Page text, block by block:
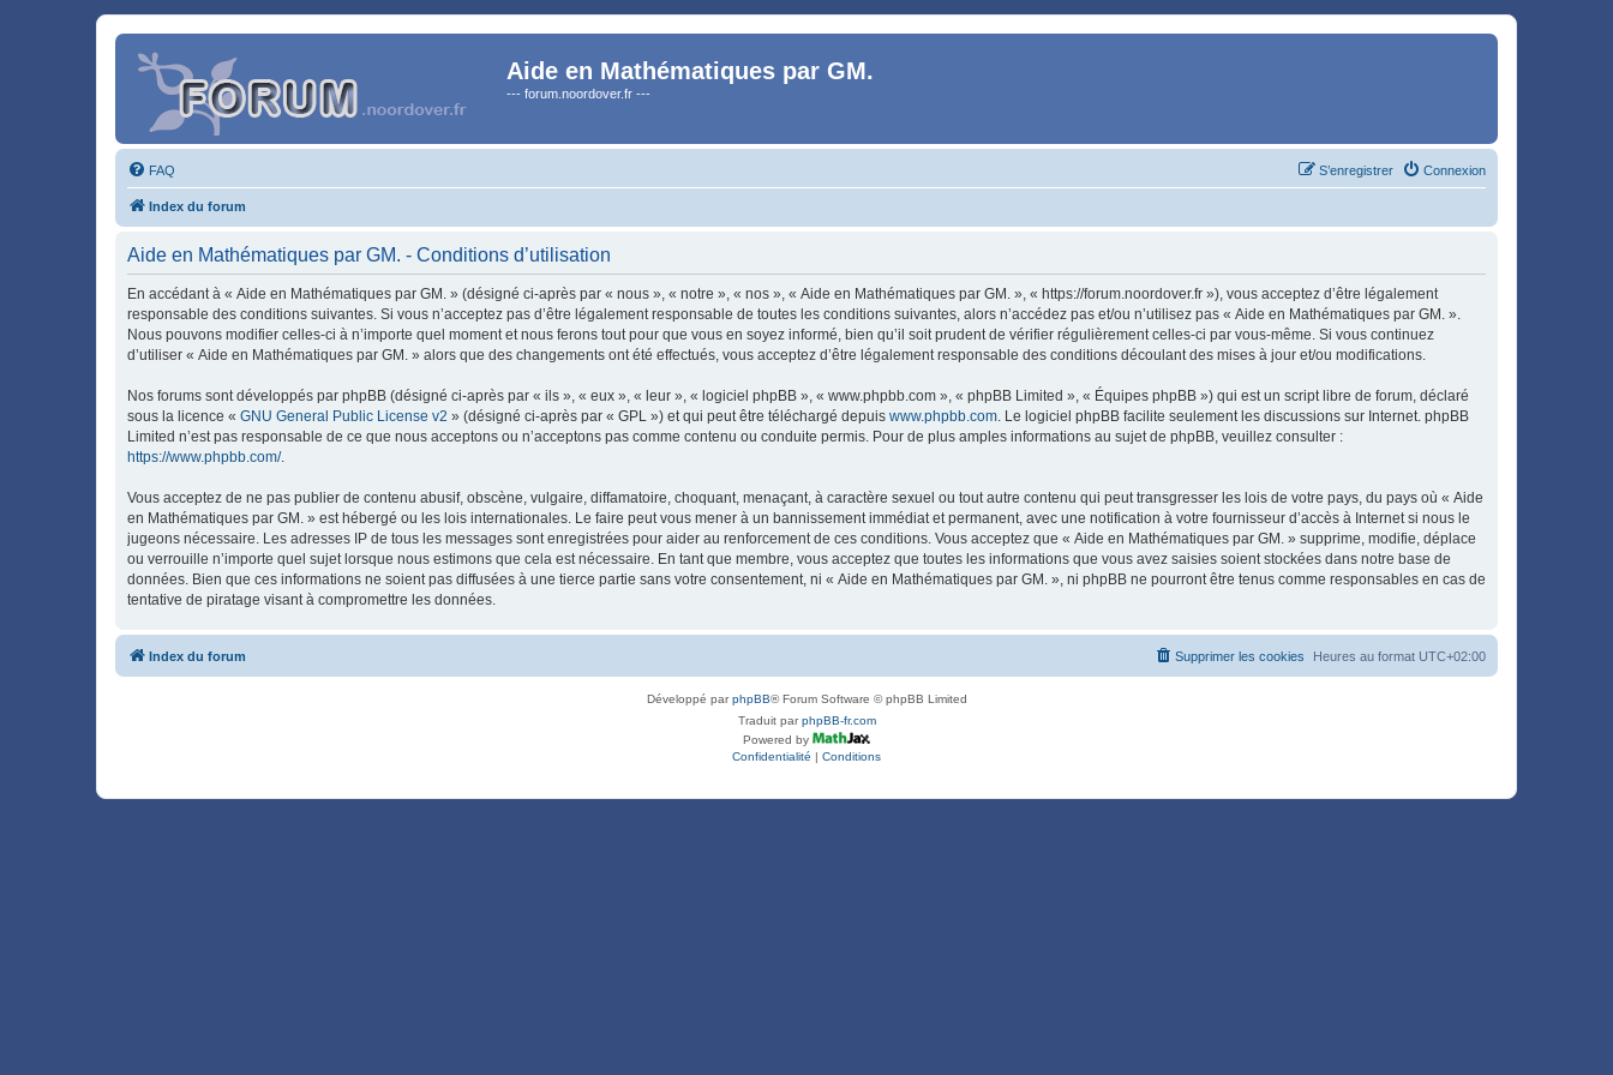
Aide en Mathématiques par GM.
--- forum.noordover.fr ---
FAQ Connexion
S’enregistrer
Index du forum
Aide en Mathématiques par GM. - Conditions d’utilisation
En accédant à « Aide en Mathématiques par GM. » (désigné ci-après par « nous », « notre », « nos », « Aide en Mathématiques par GM. », « https://forum.noordover.fr »), vous acceptez d’être légalement
responsable des conditions suivantes. Si vous n’acceptez pas d’être légalement responsable de toutes les conditions suivantes, alors n’accédez pas et/ou n’utilisez pas « Aide en Mathématiques par GM. ».
Nous pouvons modifier celles-ci à n’importe quel moment et nous ferons tout pour que vous en soyez informé, bien qu’il soit prudent de vérifier régulièrement celles-ci par vous-même. Si vous continuez
d’utiliser « Aide en Mathématiques par GM. » alors que des changements ont été effectués, vous acceptez d’être légalement responsable des conditions découlant des mises à jour et/ou modifications.
Nos forums sont développés par phpBB (désigné ci-après par « ils », « eux », « leur », « logiciel phpBB », « www.phpbb.com », « phpBB Limited », « Équipes phpBB ») qui est un script libre de forum, déclaré
sous la licence « GNU General Public License v2 » (désigné ci-après par « GPL ») et qui peut être téléchargé depuis www.phpbb.com. Le logiciel phpBB facilite seulement les discussions sur Internet. phpBB
Limited n’est pas responsable de ce que nous acceptons ou n’acceptons pas comme contenu ou conduite permis. Pour de plus amples informations au sujet de phpBB, veuillez consulter :
https://www.phpbb.com/.
Vous acceptez de ne pas publier de contenu abusif, obscène, vulgaire, diffamatoire, choquant, menaçant, à caractère sexuel ou tout autre contenu qui peut transgresser les lois de votre pays, du pays où « Aide
en Mathématiques par GM. » est hébergé ou les lois internationales. Le faire peut vous mener à un bannissement immédiat et permanent, avec une notification à votre fournisseur d’accès à Internet si nous le
jugeons nécessaire. Les adresses IP de tous les messages sont enregistrées pour aider au renforcement de ces conditions. Vous acceptez que « Aide en Mathématiques par GM. » supprime, modifie, déplace
ou verrouille n’importe quel sujet lorsque nous estimons que cela est nécessaire. En tant que membre, vous acceptez que toutes les informations que vous avez saisies soient stockées dans notre base de
données. Bien que ces informations ne soient pas diffusées à une tierce partie sans votre consentement, ni « Aide en Mathématiques par GM. », ni phpBB ne pourront être tenus comme responsables en cas de
tentative de piratage visant à compromettre les données.
Index du forum Heures au format UTC+02:00
Supprimer les cookies
Développé parphpBB® Forum Software © phpBB Limited
Traduit parphpBB-fr.com
Powered by
Confidentialité | Conditions